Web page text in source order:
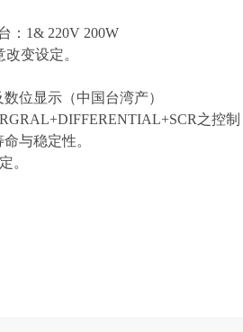
：1& 220V 200W
变设定。
位显示（中国台湾产）
之控制
与稳定性。
。